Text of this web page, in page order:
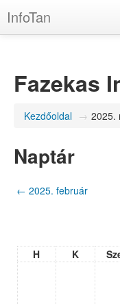
InfoTan
Fazekas
Kezdőoldal → 2025.
Naptár
← 2025. február
H K